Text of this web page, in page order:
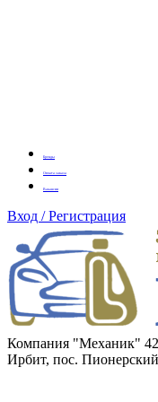
Бренды
Оплата заказа
Вакансии
Вход / Регистрация
Компания "Механик"
Ирбит, пос.